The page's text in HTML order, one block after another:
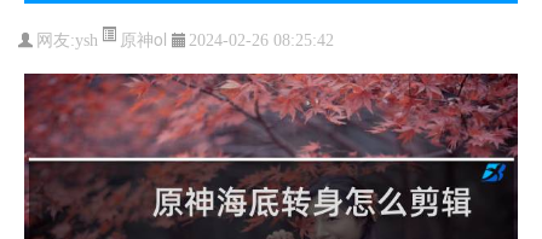
网友:ysh 原神ol 2024-02-26 08:25:42